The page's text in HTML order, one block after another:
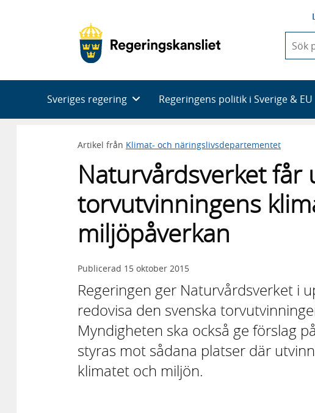
du
skriva
en
Sveriges regering Regeringens politik i Sverige & EU
Artikel från Klimat- och näringslivsdepartementet
Naturvårdsverket får
torvutvinningens
miljöpåverkan
Publicerad 15 oktober 2015
Regeringen ger Naturvårdsverket i
redovisa den svenska
Myndigheten ska också ge förslag
styras mot sådana platser där
klimatet och miljön.